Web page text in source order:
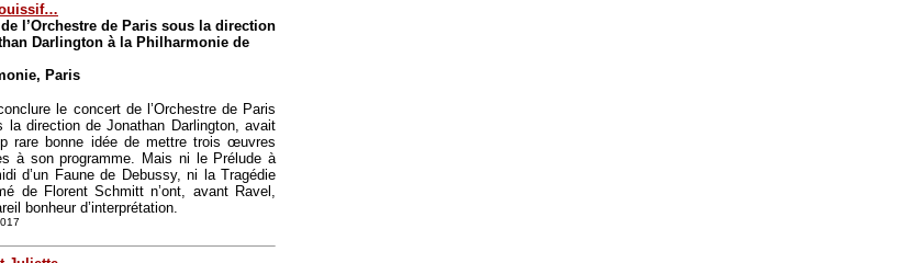
l’Orchestre de Paris sous la direction
Darlington à la Philharmonie de
Paris
le concert de l’Orchestre de Paris
la direction de Jonathan Darlington, avait
rare bonne idée de mettre trois œuvres
à son programme. Mais ni le Prélude à
d’un Faune de Debussy, ni la Tragédie
de Florent Schmitt n’ont, avant Ravel,
bonheur d’interprétation.